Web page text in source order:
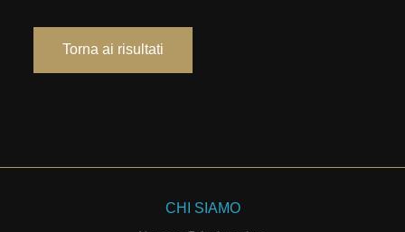
Torna ai risultati
CHI SIAMO